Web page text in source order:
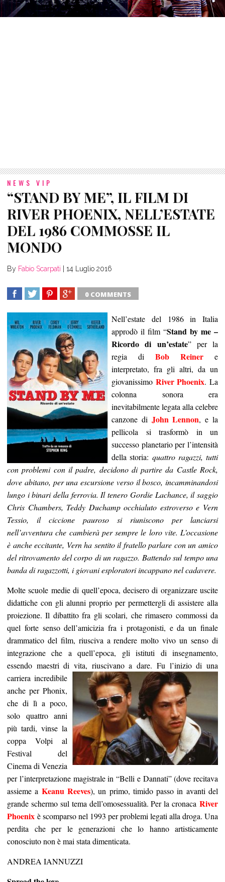
NEWS VIP
“STAND BY ME”, IL FILM DI
RIVER PHOENIX, NELL’ESTATE
DEL 1986 COMMOSSE IL
MONDO
By Fabio Scarpati 14 Luglio 2016
0 COMMENTS
Nell’estate del 1986 in Italia
approdò il film “Stand by me –
Ricordo di un’estate” per la
regia di Bob Reiner e
interpretato, fra gli altri, da un
giovanissimo River Phoenix. La
colonna sonora era
inevitabilmente legata alla celebre
canzone di John Lennon, e la
pellicola si trasformò in un
successo planetario per l’intensità
della storia: quattro ragazzi, tutti
con problemi con il padre, decidono di partire da Castle Rock,
dove abitano, per una escursione verso il bosco, incamminandosi
lungo i binari della ferrovia. Il tenero Gordie Lachance, il saggio
Chris Chambers, Teddy Duchamp occhialuto estroverso e Vern
Tessio, il ciccione pauroso si riuniscono per lanciarsi
nell’avventura che cambierà per sempre le loro vite. L’occasione
è anche eccitante, Vern ha sentito il fratello parlare con un amico
del ritrovamento del corpo di un ragazzo. Battendo sul tempo una
banda di ragazzotti, i giovani esploratori incappano nel cadavere.
Molte scuole medie di quell’epoca, decisero di organizzare uscite
didattiche con gli alunni proprio per permettergli di assistere alla
proiezione. Il dibattito fra gli scolari, che rimasero commossi da
quel forte senso dell’amicizia fra i protagonisti, e da un finale
drammatico del film, riusciva a rendere molto vivo un senso di
integrazione che a quell’epoca, gli istituti di insegnamento,
essendo maestri di vita, riuscivano a dare. Fu l’inizio di una
carriera incredibile
anche per Phonix,
che di lì a poco,
solo quattro anni
più tardi, vinse la
coppa Volpi al
Festival del
Cinema di Venezia
per l’interpretazione magistrale in “Belli e Dannati” (dove recitava
assieme a Keanu Reeves), un primo, timido passo in avanti del
grande schermo sul tema dell’omosessualità. Per la cronaca River
Phoenix è scomparso nel 1993 per problemi legati alla droga. Una
perdita che per le generazioni che lo hanno artisticamente
conosciuto non è mai stata dimenticata.
ANDREA IANNUZZI